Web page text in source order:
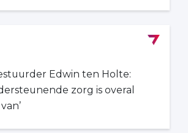
Edwin ten Holte:
zorg is overal